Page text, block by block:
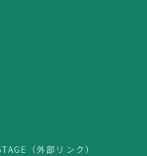
（外部リンク）